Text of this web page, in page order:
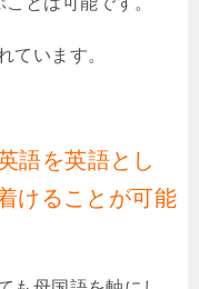
ています。
語を英語とし
けることが可能